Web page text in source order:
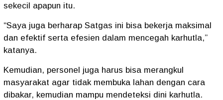
sekecil apapun itu.
“Saya juga berharap Satgas ini bisa bekerja maksimal
dan efektif serta efesien dalam mencegah karhutla,”
katanya.
Kemudian, personel juga harus bisa merangkul
masyarakat agar tidak membuka lahan dengan cara
dibakar, kemudian mampu mendeteksi dini karhutla.